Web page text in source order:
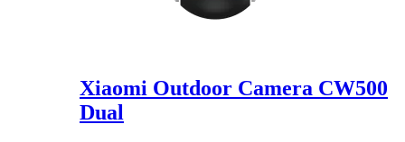
Xiaomi Outdoor Camera CW500
Dual